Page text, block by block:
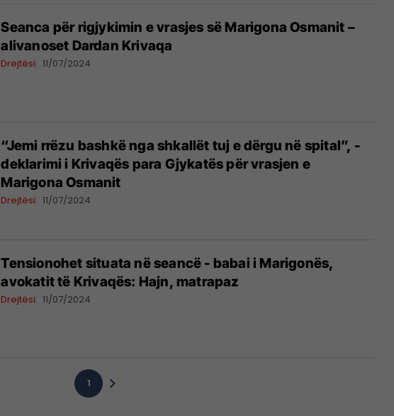
Seanca për rigjykimin e vrasjes së Marigona Osmanit –
alivanoset Dardan Krivaqa
Drejtësi 11/07/2024
“Jemi rrëzu bashkë nga shkallët tuj e dërgu në spital”, -
deklarimi i Krivaqës para Gjykatës për vrasjen e
Marigona Osmanit
Drejtësi 11/07/2024
Tensionohet situata në seancë - babai i Marigonës,
avokatit të Krivaqës: Hajn, matrapaz
Drejtësi 11/07/2024
1